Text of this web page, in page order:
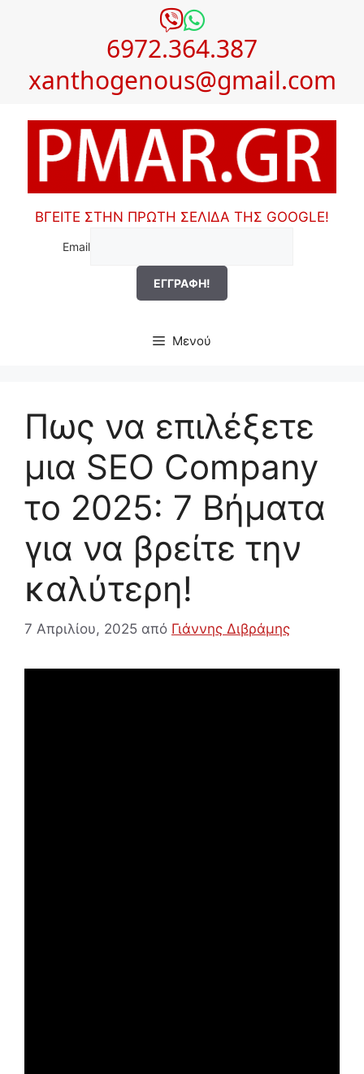
6972.364.387
xanthogenous@gmail.com
ΒΓΕΙΤΕ ΣΤΗΝ ΠΡΩΤΗ ΣΕΛΙΔΑ ΤΗΣ GOOGLE!
Email
Μενού
Πως να επιλέξετε
μια SEO Company
το 2025: 7 Βήματα
για να βρείτε την
καλύτερη!
7 Απριλίου, 2025 από Γιάννης Διβράμης